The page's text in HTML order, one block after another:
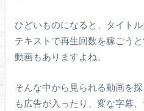
ひどいものになると、タイト
テキストで再生回数を稼ごう
動画もありますよね。
そんな中から見られる動画を
も広告が入ったり、変な字幕